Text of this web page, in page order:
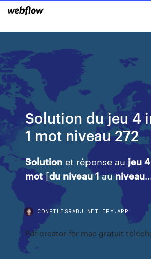
Solution du jeu 4
1 mot niveau 272
Solution et réponse au jeu 4
mot[du niveau 1auniveau
CDNFILESRABJ.NETLIFY.APP
Pdf creator for mac gratuit